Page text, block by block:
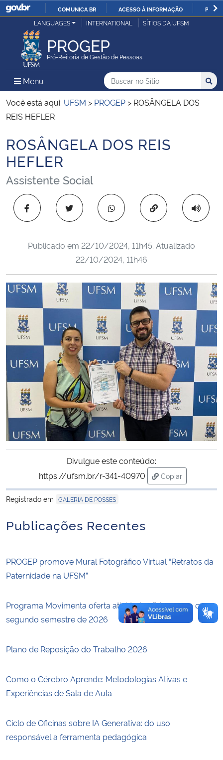
IR
COMUNICA BR ACESSO À INFORMAÇÃO
Ministério da Justiça e Segurança Pública
Ministério da Defesa
Ministério das Relações Exteriores
Ministério da Infraestrutura
Ministério da Agricultura, Pecuária e Abastecimento
Ministério da Educação
Ministério da Cidadania
Ministério de Minas e Energia
Ministério da Ciência, Tecnologia, Inovações e Comunicações
Ministério do Meio Ambiente
Ministério do Turismo
Ministério do Desenvolvimento Regional
Controladoria-Geral da União
Ministério da Mulher, da Família e dos Direitos Humanos
Secretaria de Governo
Gabinete de Segurança Institucional
Banco Central do Brasil
Planalto
LANGUAGES INTERNATIONAL SÍTIOS DA UFSM
PROGEP
Pró-Reitoria de Gestão de Pessoas
Menu Menu Principal do Sítio
Busca
Buscar no no Sítio
Busca:
Você está aqui: UFSM > PROGEP > ROSÂNGELA DOS
REIS HEFLER
Início do conteúdo
ROSÂNGELA DOS REIS
HEFLER
Assistente Social
Copiar para área
Publicado em 22/10/2024, 11h45. Atualizado
22/10/2024, 11h46
Divulgue este conteúdo:
https://ufsm.br/r-341-40970
Copiar
para área de
Registrado em GALERIA DE POSSES
Publicações Recentes
PROGEP promove Mural Fotográfico Virtual “Retratos da
Paternidade na UFSM”
Programa Movimenta oferta atividades físicas para o
segundo semestre de 2026
Plano de Reposição do Trabalho 2026
Como o Cérebro Aprende: Metodologias Ativas e
Experiências de Sala de Aula
Ciclo de Oficinas sobre IA Generativa: do uso
responsável a ferramenta pedagógica